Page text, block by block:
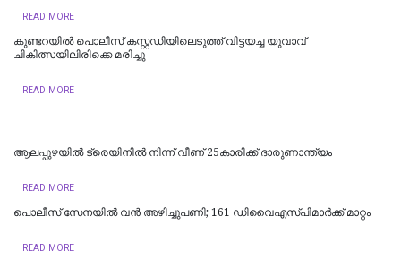
READ MORE
കുണ്ടറയിൽ പൊലീസ് കസ്റ്റഡിയിലെടുത്ത് വിട്ടയച്ച യുവാവ്
ചികിത്സയിലിരിക്കെ മരിച്ചു
READ MORE
ആലപ്പുഴയിൽ ട്രെയിനില്‍ നിന്ന് വീണ് 25കാരിക്ക് ദാരുണാന്ത്യം
READ MORE
പൊലീസ് സേനയിൽ വൻ അഴിച്ചുപണി; 161 ഡിവൈഎസ്പിമാര്‍ക്ക് മാറ്റം
READ MORE